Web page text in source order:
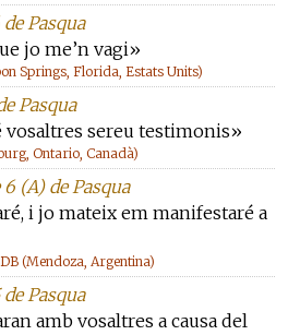
Pasqua
jo me’n vagi»
Springs, Florida, Estats Units)
Pasqua
vosaltres sereu testimonis»
Ontario, Canadà)
(A) de Pasqua
i jo mateix em manifestaré a
(Mendoza, Argentina)
Pasqua
amb vosaltres a causa del